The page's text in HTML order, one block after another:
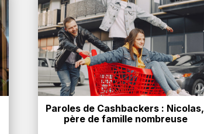
Paroles de Cashbackers : Nicolas,
père de famille nombreuse